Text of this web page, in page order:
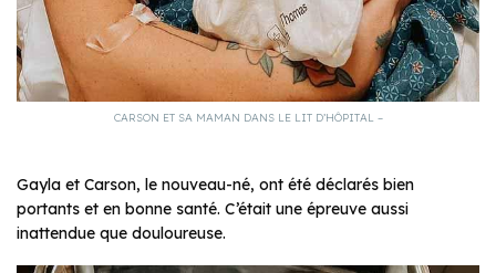
CARSON ET SA MAMAN DANS LE LIT D’HÔPITAL –
Gayla et Carson, le nouveau-né, ont été déclarés bien
portants et en bonne santé. C’était une épreuve aussi
inattendue que douloureuse.